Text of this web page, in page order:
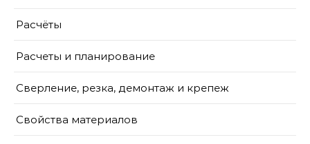
Расчёты
Расчеты и планирование
Сверление, резка, демонтаж и крепеж
Свойства материалов